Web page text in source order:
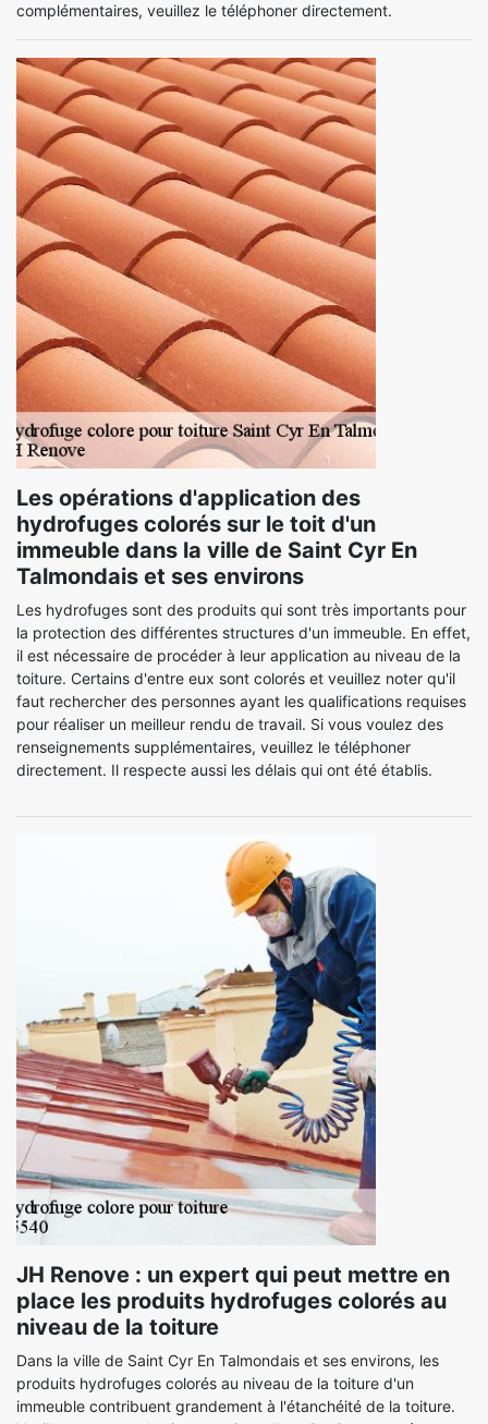
complémentaires, veuillez le téléphoner directement.
Les opérations d'application des
hydrofuges colorés sur le toit d'un
immeuble dans la ville de Saint Cyr En
Talmondais et ses environs
Les hydrofuges sont des produits qui sont très importants pour
la protection des différentes structures d'un immeuble. En effet,
il est nécessaire de procéder à leur application au niveau de la
toiture. Certains d'entre eux sont colorés et veuillez noter qu'il
faut rechercher des personnes ayant les qualifications requises
pour réaliser un meilleur rendu de travail. Si vous voulez des
renseignements supplémentaires, veuillez le téléphoner
directement. Il respecte aussi les délais qui ont été établis.
JH Renove : un expert qui peut mettre en
place les produits hydrofuges colorés au
niveau de la toiture
Dans la ville de Saint Cyr En Talmondais et ses environs, les
produits hydrofuges colorés au niveau de la toiture d'un
immeuble contribuent grandement à l'étanchéité de la toiture.